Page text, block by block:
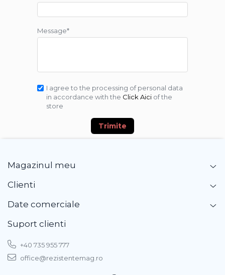
Message*
I agree to the processing of personal data
in accordance with the Click Aici of the
store
Trimite
Magazinul meu
Clienti
Date comerciale
Suport clienti
+40 735 955 777
office@rezistentemag.ro